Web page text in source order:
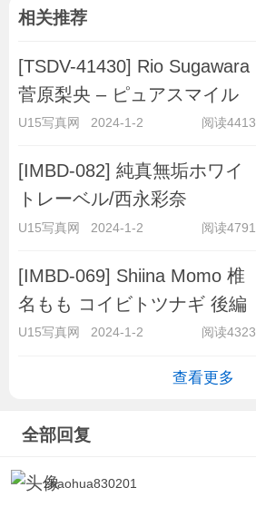
相关推荐
[TSDV-41430] Rio Sugawara
菅原梨央 – ピュアスマイル
U15写真网 2024-1-2 阅读4413
[IMBD-082] 純真無垢ホワイ
トレーベル/西永彩奈
U15写真网 2024-1-2 阅读4791
[IMBD-069] Shiina Momo 椎
名もも コイビトツナギ 後編
U15写真网 2024-1-2 阅读4323
查看更多
全部回复
zhaohua830201